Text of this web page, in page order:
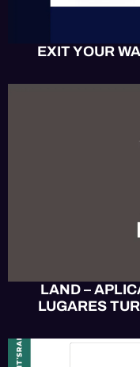
EXIT YOUR
LAND –
LUGARES
APP MÓVIL